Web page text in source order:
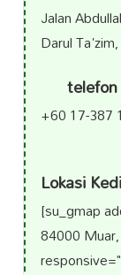
Jalan
Darul
telefon
+60 17-387
Lokasi
[su_gmap
84000